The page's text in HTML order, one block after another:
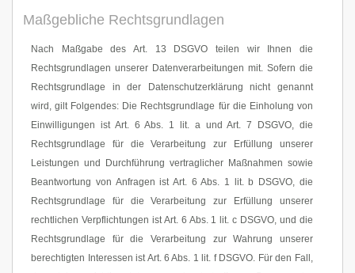
Maßgebliche Rechtsgrundlagen
Nach Maßgabe des Art. 13 DSGVO teilen wir Ihnen die
Rechtsgrundlagen unserer Datenverarbeitungen mit. Sofern die
Rechtsgrundlage in der Datenschutzerklärung nicht genannt
wird, gilt Folgendes: Die Rechtsgrundlage für die Einholung von
Einwilligungen ist Art. 6 Abs. 1 lit. a und Art. 7 DSGVO, die
Rechtsgrundlage für die Verarbeitung zur Erfüllung unserer
Leistungen und Durchführung vertraglicher Maßnahmen sowie
Beantwortung von Anfragen ist Art. 6 Abs. 1 lit. b DSGVO, die
Rechtsgrundlage für die Verarbeitung zur Erfüllung unserer
rechtlichen Verpflichtungen ist Art. 6 Abs. 1 lit. c DSGVO, und die
Rechtsgrundlage für die Verarbeitung zur Wahrung unserer
berechtigten Interessen ist Art. 6 Abs. 1 lit. f DSGVO. Für den Fall,